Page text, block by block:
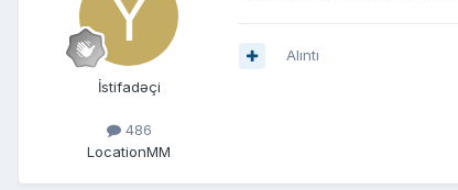
İstifadəçi
486
LocationMM
Alıntı